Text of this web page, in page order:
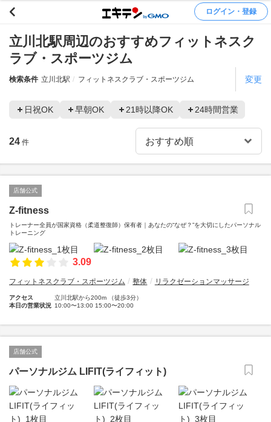
ログイン・登録
立川北駅周辺のおすすめフィットネスク
ラブ・スポーツジム
検索条件 立川北駅 フィットネスクラブ・スポーツジム 変更
日祝OK 早朝OK 21時以降OK 24時間営業
24 件
店舗公式
Z-fitness
トレーナー全員が国家資格（柔道整復師）保有者｜あなたの“なぜ？”を大切にしたパーソナル
トレーニング
3.09
フィットネスクラブ・スポーツジム 整体 リラクゼーションマッサージ
アクセス
立川北駅から200m （徒歩3分）
本日の営業状況 10:00〜13:00 15:00〜20:00
店舗公式
パーソナルジム LIFIT(ライフィット)